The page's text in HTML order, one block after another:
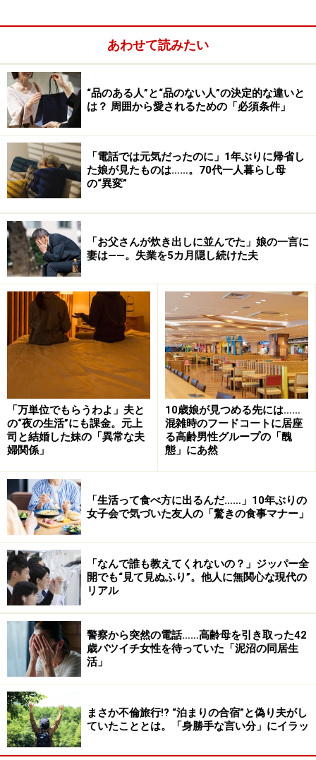
あわせて読みたい
“品のある人”と“品のない人”の決定的な違いと
は？ 周囲から愛されるための「必須条件」
「電話では元気だったのに」1年ぶりに帰省し
た娘が見たものは……。70代一人暮らし母
の“異変”
「お父さんが炊き出しに並んでた」娘の一言に
妻は――。失業を5カ月隠し続けた夫
「万単位でもらうわよ」夫と
の“夜の生活”にも課金。元上
司と結婚した妹の「異常な夫
婦関係」
10歳娘が見つめる先には……
混雑時のフードコートに居座
る高齢男性グループの「醜
態」にあ然
「生活って食べ方に出るんだ……」10年ぶりの
女子会で気づいた友人の「驚きの食事マナー」
「なんで誰も教えてくれないの？」ジッパー全
開でも“見て見ぬふり”。他人に無関心な現代の
リアル
警察から突然の電話……高齢母を引き取った42
歳バツイチ女性を待っていた「泥沼の同居生
活」
まさか不倫旅行!? “泊まりの合宿”と偽り夫がし
ていたこととは。「身勝手な言い分」にイラッ